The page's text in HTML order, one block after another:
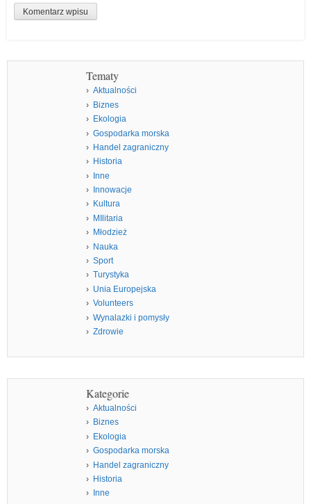
Tematy
Aktualności
Biznes
Ekologia
Gospodarka morska
Handel zagraniczny
Historia
Inne
Innowacje
Kultura
MIlitaria
Młodzież
Nauka
Sport
Turystyka
Unia Europejska
Volunteers
Wynalazki i pomysły
Zdrowie
Kategorie
Aktualności
Biznes
Ekologia
Gospodarka morska
Handel zagraniczny
Historia
Inne